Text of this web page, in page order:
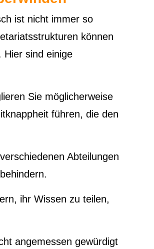
ist nicht immer so
können
Hier sind einige
Sie möglicherweise
führen, die den
Abteilungen
ihr Wissen zu teilen,
angemessen gewürdigt